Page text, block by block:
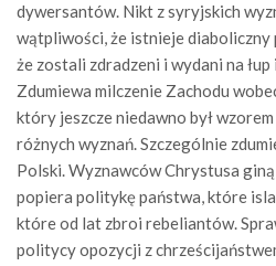
dywersantów. Nikt z syryjskich
wątpliwości, że istnieje diaboliczny
że zostali zdradzeni i wydani na
Zdumiewa milczenie Zachodu
który jeszcze niedawno był
różnych wyznań. Szczególnie
Polski. Wyznawców Chrystusa
popiera politykę państwa, które
które od lat zbroi rebeliantów.
politycy opozycji z